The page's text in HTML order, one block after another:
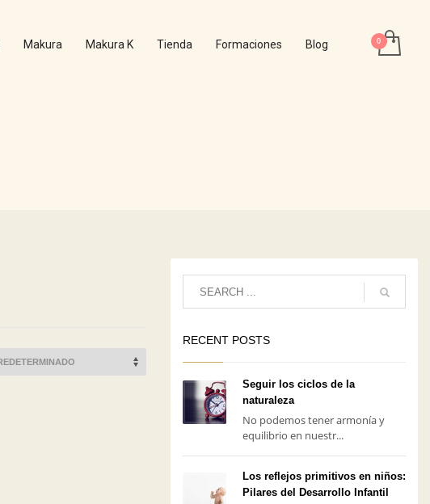
Makura Makura K Tienda Formaciones Blog
RECENT POSTS
Seguir los ciclos de la
naturaleza
No podemos tener armonía y
equilibrio en nuestr...
Los reflejos primitivos en niños:
Pilares del Desarrollo Infantil